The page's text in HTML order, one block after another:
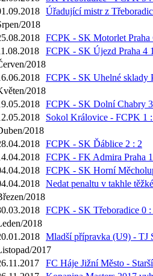
Úřadující mistr z
2018
FCPK - SK Motorlet Praha
FCPK - SK Újezd Praha 4
2018
FCPK - SK Uhelné sklady
2018
FCPK - SK Dolní Chabry
Sokol Královice - FCPK 1
2018
FCPK - SK Ďáblice 2 : 2
FCPK - FK Admira Praha
FCPK - SK Horní
Nedat penaltu v takhle
2018
FCPK - SK Třeboradice 0 :
2018
Mladší přípravka (U9) - TJ
2017
FC Háje Jižní Město -